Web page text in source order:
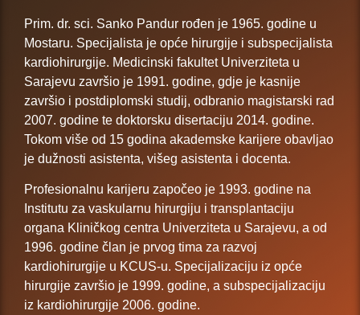
Prim. dr. sci. Sanko Pandur rođen je 1965. godine u
Mostaru. Specijalista je opće hirurgije i subspecijalista
kardiohirurgije. Medicinski fakultet Univerziteta u
Sarajevu završio je 1991. godine, gdje je kasnije
završio i postdiplomski studij, odbranio magistarski rad
2007. godine te doktorsku disertaciju 2014. godine.
Tokom više od 15 godina akademske karijere obavljao
je dužnosti asistenta, višeg asistenta i docenta.
Profesionalnu karijeru započeo je 1993. godine na
Institutu za vaskularnu hirurgiju i transplantaciju
organa Kliničkog centra Univerziteta u Sarajevu, a od
1996. godine član je prvog tima za razvoj
kardiohirurgije u KCUS-u. Specijalizaciju iz opće
hirurgije završio je 1999. godine, a subspecijalizaciju
iz kardiohirurgije 2006. godine.